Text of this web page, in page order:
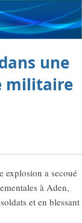
une
militaire
explosion a secoué
à Aden,
et en blessant